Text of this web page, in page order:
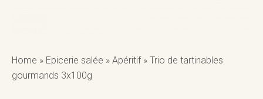
Home » Epicerie salée » Apéritif» Trio de tartinables
gourmands 3x100g